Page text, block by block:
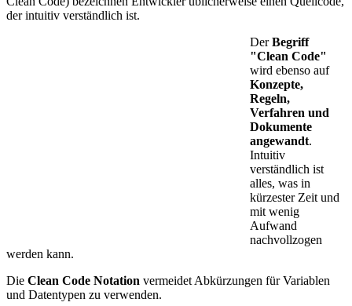
der intuitiv verständlich ist.
DerBegriff
"Clean Code"
wird ebenso auf
Konzepte,
Regeln,
Verfahren und
Dokumente
angewandt.
Intuitiv
verständlich ist
alles, was in
kürzester Zeit und
mit wenig
Aufwand
nachvollzogen
werden kann.
Die Clean Code Notation vermeidet Abkürzungen für Variablen
und Datentypen zu verwenden.